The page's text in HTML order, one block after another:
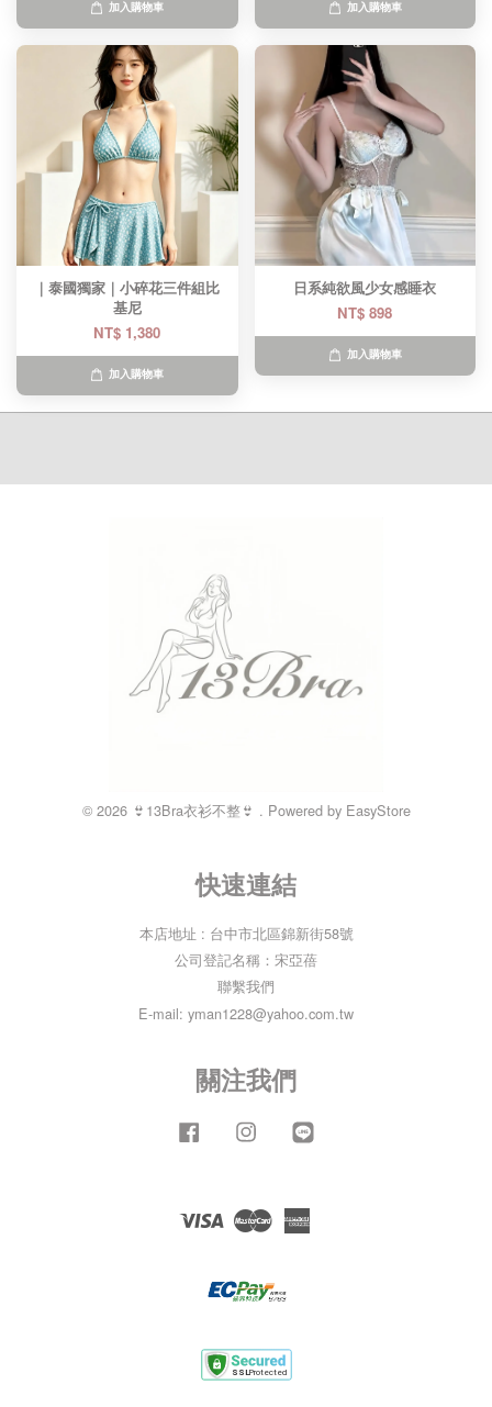
加入購物車 加入購物車
｜泰國獨家｜小碎花三件組比
基尼​
NT$ 1,380
加入購物車
日系純欲風少女感睡衣
NT$ 898
加入購物車
© 2026 👙13Bra衣衫不整👙 . Powered by EasyStore
快速連結
本店地址 : 台中市北區錦新街58號
公司登記名稱：宋亞蓓
聯繫我們
E-mail: yman1228@yahoo.com.tw
關注我們
Facebook Instagram
Visa Master